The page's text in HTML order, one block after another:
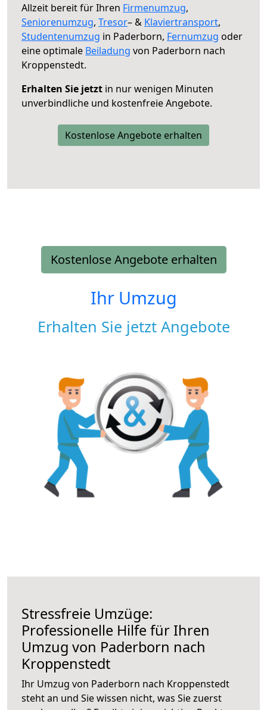
Allzeit bereit für Ihren Firmenumzug,
Seniorenumzug, Tresor– & Klaviertransport,
Studentenumzug in Paderborn, Fernumzug oder
eine optimale Beiladung von Paderborn nach
Kroppenstedt.
Erhalten Sie jetzt in nur wenigen Minuten
unverbindliche und kostenfreie Angebote.
Kostenlose Angebote erhalten
Kostenlose Angebote erhalten
Ihr Umzug
Erhalten Sie jetzt Angebote
Stressfreie Umzüge:
Professionelle Hilfe für Ihren
Umzug von Paderborn nach
Kroppenstedt
Ihr Umzug von Paderborn nach Kroppenstedt
steht an und Sie wissen nicht, was Sie zuerst